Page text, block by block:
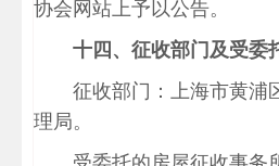
协会网站上予以公告。
十四、征收部门及受委
征收部门：上海市黄浦
理局。